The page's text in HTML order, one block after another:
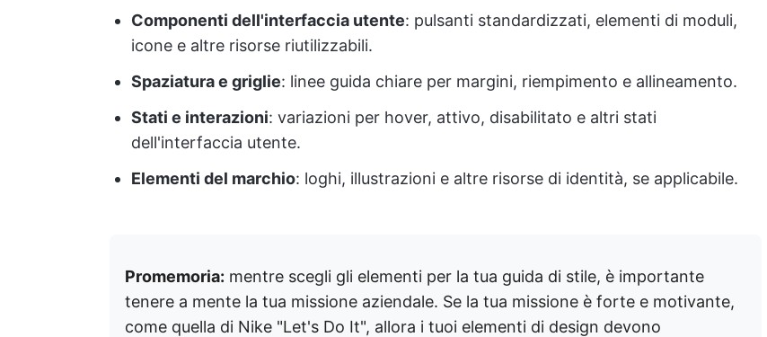
Componenti dell'interfaccia utente: pulsanti standardizzati, elementi di moduli,
icone e altre risorse riutilizzabili.
Spaziatura e griglie: linee guida chiare per margini, riempimento e allineamento.
Stati e interazioni: variazioni per hover, attivo, disabilitato e altri stati
dell'interfaccia utente.
Elementi del marchio: loghi, illustrazioni e altre risorse di identità, se applicabile.
Promemoria: mentre scegli gli elementi per la tua guida di stile, è importante
tenere a mente la tua missione aziendale. Se la tua missione è forte e motivante,
come quella di Nike "Let's Do It", allora i tuoi elementi di design devono